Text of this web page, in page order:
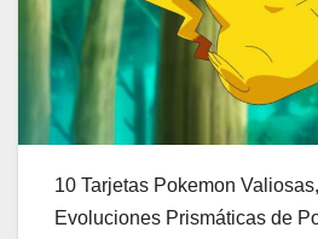
10 Tarjetas Pokemon
Evoluciones Prismáticas de